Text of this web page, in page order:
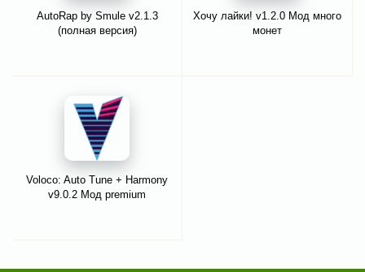
AutoRap by Smule v2.1.3
(полная версия)
Хочу лайки! v1.2.0 Мод много
монет
Voloco: Auto Tune + Harmony
v9.0.2 Мод premium